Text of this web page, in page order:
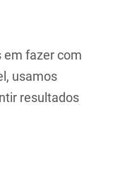
em fazer com
usamos
resultados